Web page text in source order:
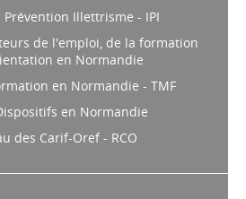
Illettrisme - IPI
de l'emploi, de la formation
en Normandie
en Normandie - TMF
en Normandie
des Carif-Oref - RCO